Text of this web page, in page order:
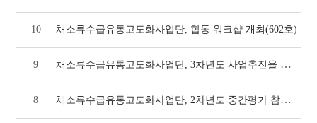
10 채소류수급유통고도화사업단, 합동 워크샵 개최(602호)
9 채소류수급유통고도화사업단, 3차년도 사업추진을 위한 정책협의회 개최(591호)
8 채소류수급유통고도화사업단, 2차년도 중간평가 참석(587호)